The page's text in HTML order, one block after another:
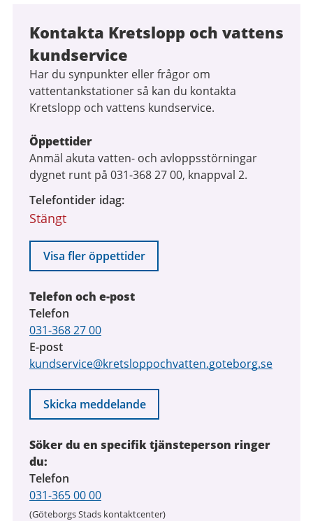
Kontakta Kretslopp och vattens
kundservice
Har du synpunkter eller frågor om
vattentankstationer så kan du kontakta
Kretslopp och vattens kundservice.
Öppettider
Anmäl akuta vatten- och avloppsstörningar
dygnet runt på 031-368 27 00, knappval 2.
Telefontider idag
Stängt
Visa fler öppettider
Telefon och e-post
Telefon
031-368 27 00
E-post
kundservice@kretsloppochvatten.goteborg.se
Skicka meddelande
Söker du en specifik tjänsteperson ringer
du:
Telefon
031-365 00 00
(Göteborgs Stads kontaktcenter)